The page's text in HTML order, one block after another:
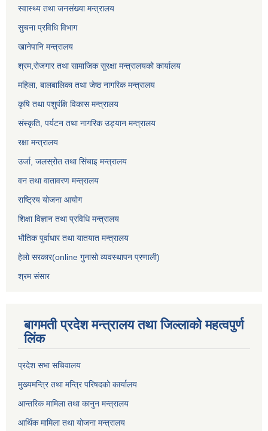
स्वास्थ्य तथा जनसंख्या मन्त्रालय
सुचना प्रविधि विभाग
खानेपानि मन्त्रालय
श्रम,रोजगार तथा सामाजिक सुरक्षा मन्त्रालयको कार्यालय
महिला, बालबालिका तथा जेष्ठ नागरिक मन्त्रालय
कृषि तथा पशुपंक्षि विकास मन्त्रालय
संस्कृति, पर्यटन तथा नागरिक उड्‍यान मन्त्रालय
रक्षा मन्त्रालय
उर्जा, जलस्रोत तथा सिंचाइ मन्त्रालय
वन तथा वातावरण मन्त्रालय
राष्ट्रिय योजना आयोग
शिक्षा विज्ञान तथा प्रविधि मन्त्रालय
भौतिक पुर्वाधार तथा यातयात मन्त्रालय
हेलो सरकार(online गुनासो व्यवस्थापन प्रणाली)
श्रम संसार
बागमती प्रदेश मन्त्रालय तथा जिल्लाको महत्वपुर्ण
लिंक
प्रदेश सभा सचिवालय
मुख्यमन्त्रि तथा मन्त्रि परिषदको कार्यालय
आन्तरिक मामिला तथा कानुन मन्त्रालय
आर्थिक मामिला तथा योजना मन्त्रालय